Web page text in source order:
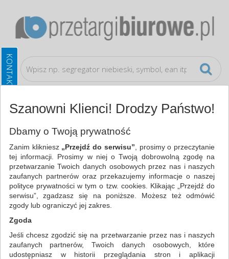
Artykuły do pisania i korygowania
WSZYSTKIE KATEGORIE
NAJCHĘTNIEJ WYBIERANE
ARTYKUŁY DO PISANIA I KORYGOWANIA
TEMPERÓWKI (103)
FILTRY WIĘCEJ
Szanowni Klienci! Drodzy Państwo!
Dbamy o Twoją prywatność
Zanim klikniesz „Przejdź do serwisu” , prosimy o przeczytanie
tej informacji. Prosimy w niej o Twoją dobrowolną zgodę na
przetwarzanie Twoich danych osobowych przez nas i naszych
zaufanych partnerów oraz przekazujemy informacje o naszej
polityce prywatności w tym o tzw. cookies. Klikając „Przejdź do
serwisu”, zgadzasz się na poniższe. Możesz też odmówić
zgody lub ograniczyć jej zakres.
Zgoda
Jeśli chcesz zgodzić się na przetwarzanie przez nas i naszych
zaufanych partnerów, Twoich danych osobowych, które
udostępniasz w historii przeglądania stron i aplikacji